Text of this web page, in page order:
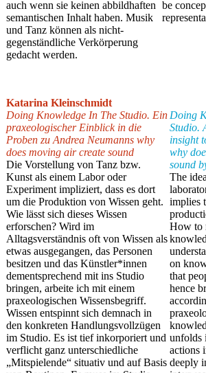
auch wenn sie keinen abbildhaften
semantischen Inhalt haben. Musik
und Tanz können als nicht-
gegenständliche Verkörperung
gedacht werden.
be
Katarina Kleinschmidt
Doing Knowledge In The Studio. Ein
praxeologischer Einblick in die
Proben zu Andrea Neumanns why
does moving air create sound
Die Vorstellung von Tanz bzw.
Kunst als einem Labor oder
Experiment impliziert, dass es dort
um die Produktion von Wissen geht.
Wie lässt sich dieses Wissen
erforschen? Wird im
Alltagsverständnis oft von Wissen als
etwas ausgegangen, das Personen
besitzen und das Künstler*innen
dementsprechend mit ins Studio
bringen, arbeite ich mit einem
praxeologischen Wissensbegriff.
Wissen entspinnt sich demnach in
den konkreten Handlungsvollzügen
im Studio. Es ist tief inkorporiert und
verflicht ganz unterschiedliche
„Mitspielende“ situativ und auf Basis
Doing
Studio.
insight
why
sound
The
implies
How to
on
that
hence
unfolds
actions
deeply